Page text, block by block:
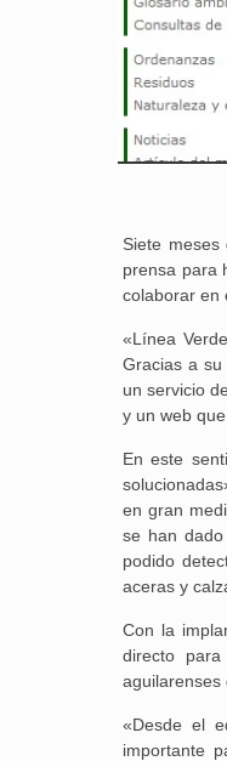
Siete
prensa para
colaborar en
«Línea
Gracias a
un servicio
y un web
En este
en gran
se han
podido
aceras y
Con la
directo
aguilarenses
«Desde el
importante